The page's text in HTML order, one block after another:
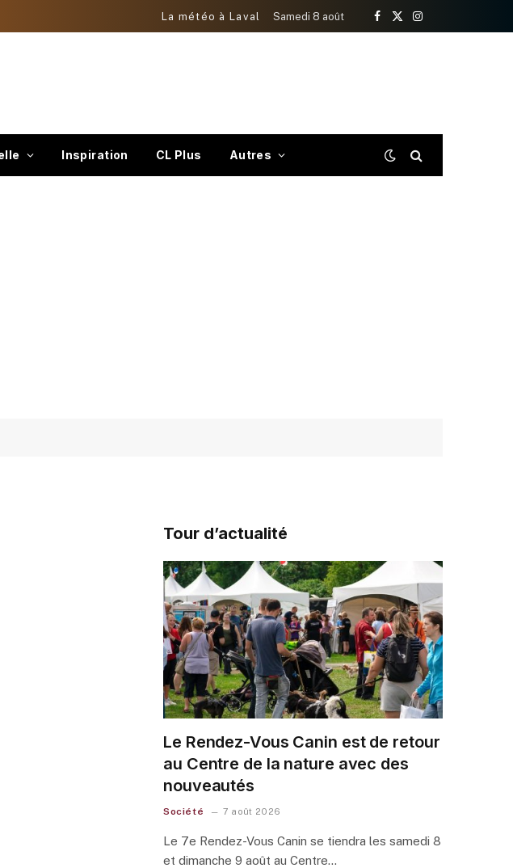
La météo à Laval Samedi 8 août
Facebook
X
Instagram
Inspiration CL Plus Autres
Tour d’actualité
Le Rendez-Vous Canin est de retour
au Centre de la nature avec des
nouveautés
Société 7 août 2026
Le 7e Rendez-Vous Canin se tiendra les samedi 8
et dimanche 9 août au Centre…